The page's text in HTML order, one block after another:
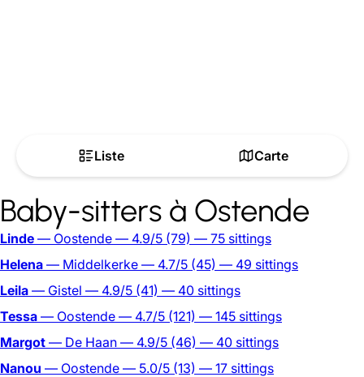
Liste Carte
Baby-sitters à Ostende
Linde — Oostende — 4.9/5 (79) — 75 sittings
Helena — Middelkerke — 4.7/5 (45) — 49 sittings
Leila — Gistel — 4.9/5 (41) — 40 sittings
Tessa — Oostende — 4.7/5 (121) — 145 sittings
Margot — De Haan — 4.9/5 (46) — 40 sittings
Nanou — Oostende — 5.0/5 (13) — 17 sittings